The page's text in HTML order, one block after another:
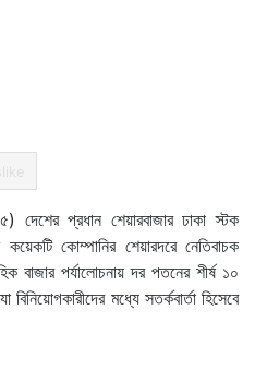
প্রধান শেয়ারবাজার ঢাকা স্টক
কোম্পানির শেয়ারদরে নেতিবাচক
বাজার পর্যালোচনায় দর পতনের শীর্ষ ১০
মধ্যে সতর্কবার্তা হিসেবে